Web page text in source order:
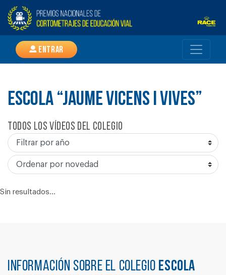
Entrar
ESCOLA “JAUME VICENS I VIVES”
Todos los vídeos del colegio
Sin resultados...
Información sobre el colegio ESCOLA